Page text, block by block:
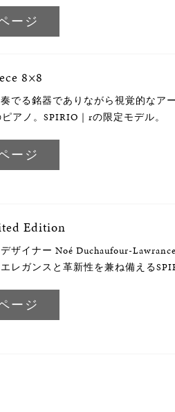
ージ
8×8
でる銘器でありながら視覚的なア
アノ。SPIRIO｜rの限定モデル。
ージ
Edition
ザイナー Noé Duchaufour-
レガンスと革新性を兼ね備える
ージ